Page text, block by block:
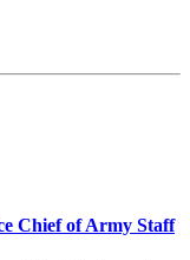
Chief of Army Staff